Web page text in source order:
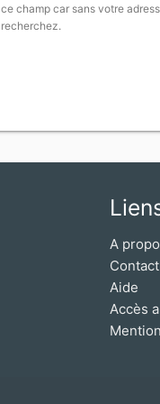
ce champ car sans votre
recherchez.
A
Contact
Aide
Accès